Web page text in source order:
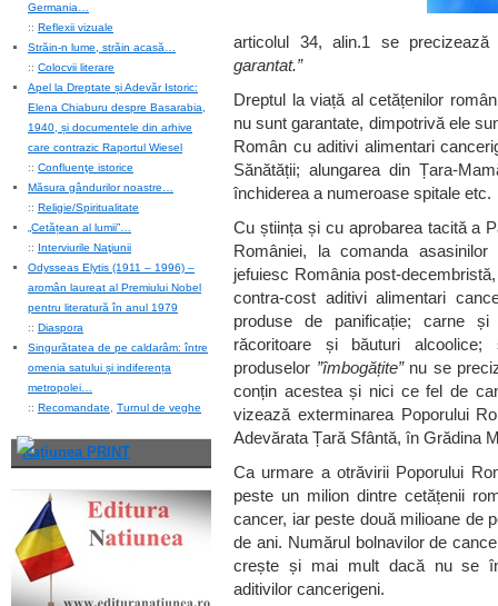
Germania…
:: Reflexii vizuale
Străin-n lume, străin acasă…
:: Colocvii literare
Apel la Dreptate și Adevăr Istoric:
Elena Chiaburu despre Basarabia,
1940, și documentele din arhive
care contrazic Raportul Wiesel
:: Confluenţe istorice
Măsura gândurilor noastre…
:: Religie/Spiritualitate
„Cetățean al lumii”…
:: Interviurile Naţiunii
Odysseas Elytis (1911 – 1996) –
aromân laureat al Premiului Nobel
pentru literatură în anul 1979
:: Diaspora
Singurătatea de pe caldarâm: între
omenia satului și indiferența
metropolei…
:: Recomandate Turnul de veghe
Naţiunea PRINT
articolul 34, alin.1 se precizează
garantat.”
Dreptul la viață al cetățenilor
nu sunt garantate, dimpotrivă ele
Român cu aditivi alimentari
Sănătății; alungarea din Țara-
închiderea a numeroase spitale etc.
Cu știința și cu aprobarea tacită a
României, la comanda
jefuiesc România post-
contra-cost aditivi alimentari
produse de panificație; carne
răcoritoare și băuturi
produselor ”îmbogățite”nu se
conțin acestea și nici ce fel de
vizează exterminarea Poporului
Adevărata Țară Sfântă, în Grădina
Ca urmare a otrăvirii Poporului
peste un milion dintre cetățenii
cancer, iar peste două milioane de
de ani. Numărul bolnavilor de
crește și mai mult dacă nu se
aditivilor cancerigeni.